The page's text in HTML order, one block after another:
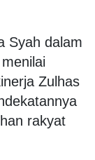
Syah dalam
Zulhas
rakyat